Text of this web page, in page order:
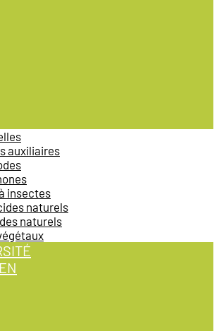
auxiliaires
insectes
naturels
naturels